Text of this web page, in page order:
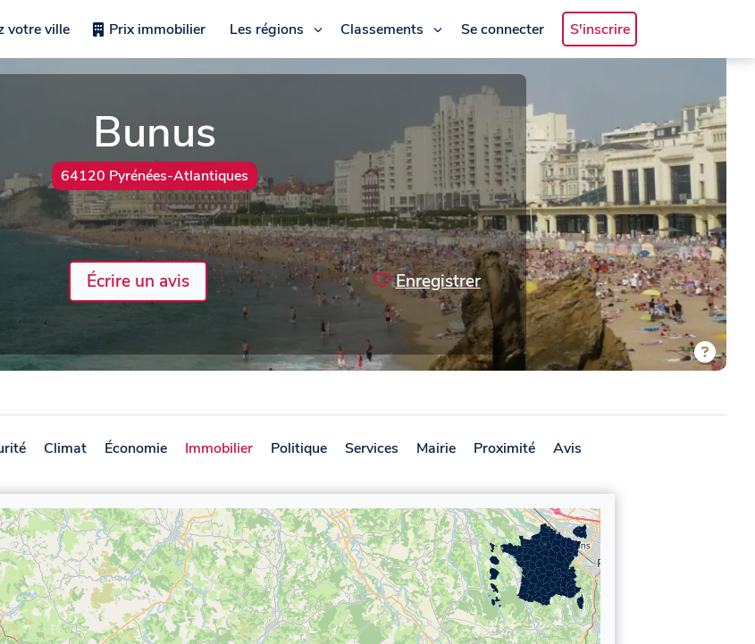
votre ville Prix immobilier Les régions Classements Se connecter S'inscrire
Bunus
64120 Pyrénées-Atlantiques
Écrire un avis Enregistrer
Climat Économie Immobilier Politique Services Mairie Proximité Avis